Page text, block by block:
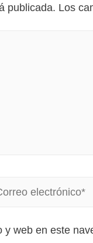
publicada. Los
web en este